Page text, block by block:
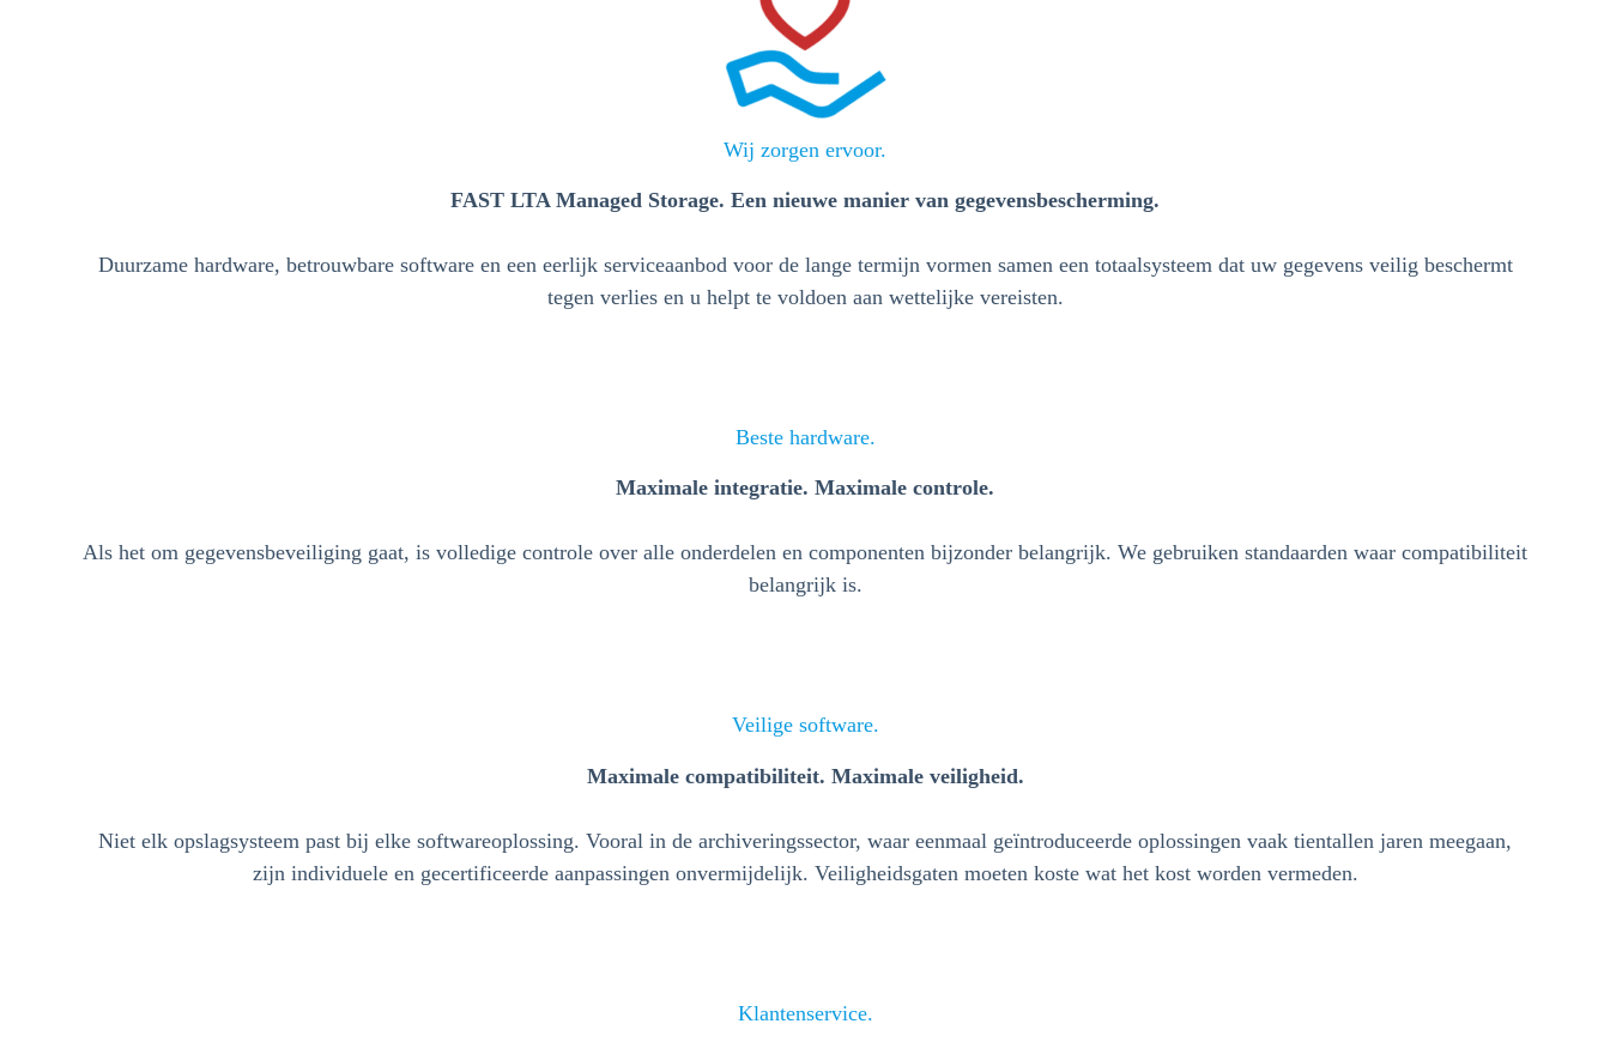
Wij zorgen ervoor.
FAST LTA Managed Storage. Een nieuwe manier van gegevensbescherming.
Duurzame hardware, betrouwbare software en een eerlijk serviceaanbod voor de lange termijn vormen samen een totaalsysteem dat uw gegevens veilig beschermt
tegen verlies en u helpt te voldoen aan wettelijke vereisten.
Beste hardware.
Maximale integratie. Maximale controle.
Als het om gegevensbeveiliging gaat, is volledige controle over alle onderdelen en componenten bijzonder belangrijk. We gebruiken standaarden waar compatibiliteit
belangrijk is.
Veilige software.
Maximale compatibiliteit. Maximale veiligheid.
Niet elk opslagsysteem past bij elke softwareoplossing. Vooral in de archiveringssector, waar eenmaal geïntroduceerde oplossingen vaak tientallen jaren meegaan,
zijn individuele en gecertificeerde aanpassingen onvermijdelijk. Veiligheidsgaten moeten koste wat het kost worden vermeden.
Klantenservice.